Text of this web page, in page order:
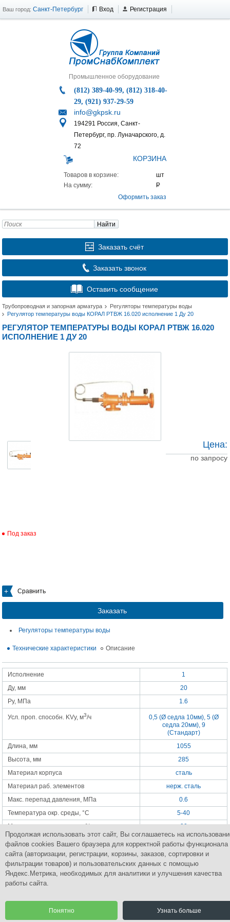
Ваш город: Санкт-Петербург Вход Регистрация
Промышленное оборудование
(812) 389-40-99, (812) 318-40-
29, (921) 937-29-59
info@gkpsk.ru
194291 Россия, Санкт-
Петербург, пр. Луначарского, д.
72
КОРЗИНА
Товаров в корзине:
На сумму:
Оформить заказ
Найти
Заказать счёт
Заказать звонок
Оставить сообщение
Трубопроводная и запорная арматура
Регуляторы температуры воды
Регулятор температуры воды КОРАЛ РТВЖ 16.020 исполнение 1 Ду 20
РЕГУЛЯТОР ТЕМПЕРАТУРЫ ВОДЫ КОРАЛ РТВЖ 16.020
ИСПОЛНЕНИЕ 1 ДУ 20
Под заказ
Сравнить
Заказать
Цена:
по запросу
Регуляторы температуры воды
Технические характеристики Описание
Исполнение
1
Ду, мм
20
Ру, МПа
1.6
Усл. проп. способн. KVy, м3/ч
0,5 (Ø седла 10мм), 5 (Ø
седла 20мм), 9
(Стандарт)
Длина, мм
1055
Высота, мм
285
Материал корпуса
сталь
Материал раб. элементов
нерж. сталь
Макс. перепад давления, МПа
0.6
Температура окр. среды, °С
5-40
Макс. относит. влажность, %
90
Погрешность настройки, °С
+-1.5
Пределы настройки, °С
20-80
Комплексное снабжение промышленным оборудованием
Продолжая использовать этот сайт, Вы соглашаетесь на
файлов cookies Вашего браузера для корректной работы функционала
сайта (авторизации, регистрации, корзины, заказов, сортировки и
фильтрации товаров) и пользовательских данных с помощью
Яндекс.Метрика, необходимых для аналитики и улучшения качества
работы сайта.
Понятно Узнать больше